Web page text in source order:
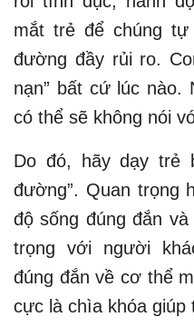
mắt trẻ để chúng
đường đầy rủi ro.
nạn” bất cứ lúc nào.
có thể sẽ không nói
Do đó, hãy dạy trẻ
đường”. Quan trọng
độ sống đúng đắn
trọng với người
đúng đắn về cơ thể
cực là chìa khóa giúp